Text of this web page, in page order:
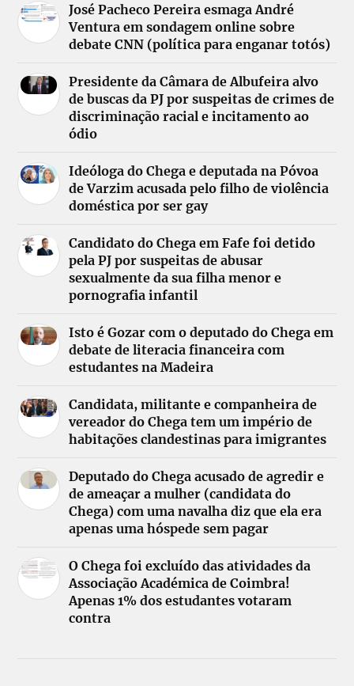
José Pacheco Pereira esmaga André
Ventura em sondagem online sobre
debate CNN (política para enganar totós)
Presidente da Câmara de Albufeira alvo
de buscas da PJ por suspeitas de crimes de
discriminação racial e incitamento ao
ódio
Ideóloga do Chega e deputada na Póvoa
de Varzim acusada pelo filho de violência
doméstica por ser gay
Candidato do Chega em Fafe foi detido
pela PJ por suspeitas de abusar
sexualmente da sua filha menor e
pornografia infantil
Isto é Gozar com o deputado do Chega em
debate de literacia financeira com
estudantes na Madeira
Candidata, militante e companheira de
vereador do Chega tem um império de
habitações clandestinas para imigrantes
Deputado do Chega acusado de agredir e
de ameaçar a mulher (candidata do
Chega) com uma navalha diz que ela era
apenas uma hóspede sem pagar
O Chega foi excluído das atividades da
Associação Académica de Coimbra!
Apenas 1% dos estudantes votaram
contra